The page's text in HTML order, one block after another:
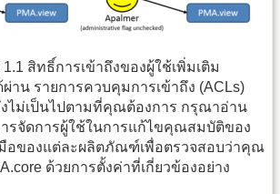
สิทธิ์การเข้าถึงของผู้ใช้เพิ่มเติม
าน รายการควบคุมการเข้าถึง (ACLs)
ไม่เป็นไปตามที่คุณต้องการ กรุณาอ่าน
รจัดการผู้ใช้ในการแก้ไขคุณสมบัติของ
ของแต่ละผลิตภัณฑ์เพื่อตรวจสอบว่าคุณ
ด้วยการตั้งค่าที่เกี่ยวข้องอย่าง